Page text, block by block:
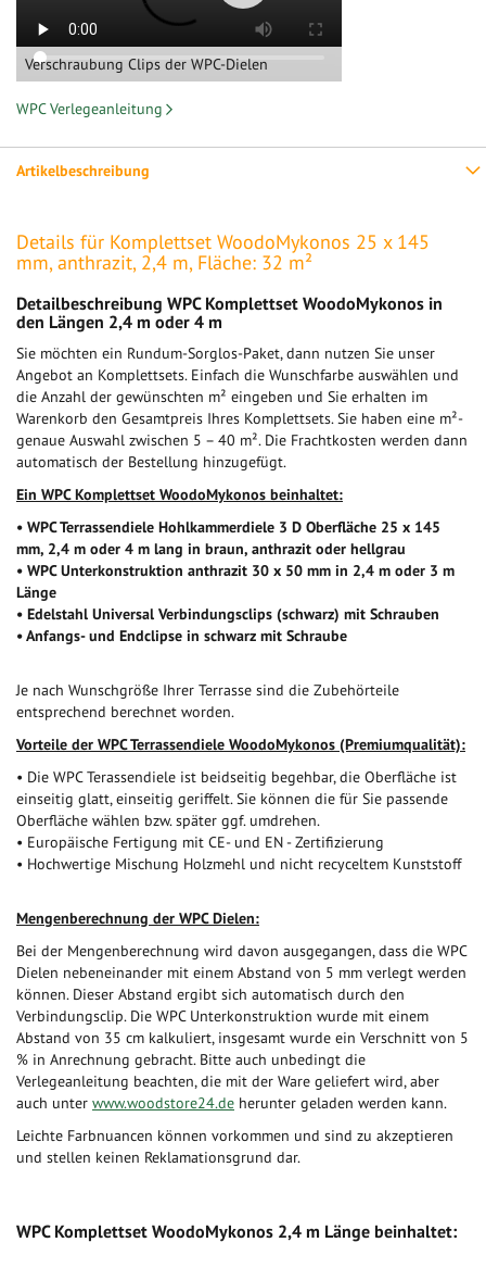
Artikelbeschreibung
Details für Komplettset WoodoMykonos 25 x 145
mm, anthrazit, 2,4 m, Fläche: 32 m²
Detailbeschreibung WPC Komplettset WoodoMykonos in
den Längen 2,4 m oder 4 m
Sie möchten ein Rundum-Sorglos-Paket, dann nutzen Sie unser
Angebot an Komplettsets. Einfach die Wunschfarbe auswählen und
die Anzahl der gewünschten m² eingeben und Sie erhalten im
Warenkorb den Gesamtpreis Ihres Komplettsets. Sie haben eine m²-
genaue Auswahl zwischen 5 – 40 m². Die Frachtkosten werden dann
automatisch der Bestellung hinzugefügt.
Ein WPC Komplettset WoodoMykonos beinhaltet:
• WPC Terrassendiele Hohlkammerdiele 3 D Oberfläche 25 x 145
mm, 2,4 m oder 4 m lang in braun, anthrazit oder hellgrau
• WPC Unterkonstruktion anthrazit 30 x 50 mm in 2,4 m oder 3 m
Länge
• Edelstahl Universal Verbindungsclips (schwarz) mit Schrauben
• Anfangs- und Endclipse in schwarz mit Schraube
Je nach Wunschgröße Ihrer Terrasse sind die Zubehörteile
entsprechend berechnet worden.
Vorteile der WPC Terrassendiele WoodoMykonos (Premiumqualität):
• Die WPC Terassendiele ist beidseitig begehbar, die Oberfläche ist
einseitig glatt, einseitig geriffelt. Sie können die für Sie passende
Oberfläche wählen bzw. später ggf. umdrehen.
• Europäische Fertigung mit CE- und EN - Zertifizierung
• Hochwertige Mischung Holzmehl und nicht recyceltem Kunststoff
Mengenberechnung der WPC Dielen:
Bei der Mengenberechnung wird davon ausgegangen, dass die WPC
Dielen nebeneinander mit einem Abstand von 5 mm verlegt werden
können. Dieser Abstand ergibt sich automatisch durch den
Verbindungsclip. Die WPC Unterkonstruktion wurde mit einem
Abstand von 35 cm kalkuliert, insgesamt wurde ein Verschnitt von 5
% in Anrechnung gebracht. Bitte auch unbedingt die
Verlegeanleitung beachten, die mit der Ware geliefert wird, aber
auch unter www.woodstore24.de herunter geladen werden kann.
Leichte Farbnuancen können vorkommen und sind zu akzeptieren
und stellen keinen Reklamationsgrund dar.
WPC Komplettset WoodoMykonos 2,4 m Länge beinhaltet:
Verschraubung Clips der WPC-Dielen
WPC Verlegeanleitung